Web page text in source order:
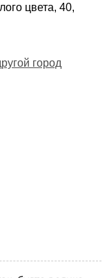
цвета, 40,
город